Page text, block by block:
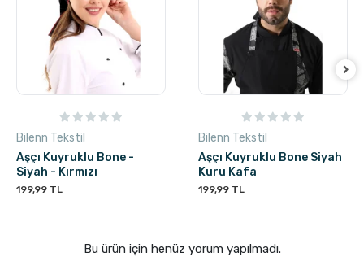
Bilenn Tekstil
Aşçı Kuyruklu Bone -
Siyah - Kırmızı
199,99 TL
Bilenn Tekstil
Aşçı Kuyruklu Bone Siyah
Kuru Kafa
199,99 TL
Bu ürün için henüz yorum yapılmadı.